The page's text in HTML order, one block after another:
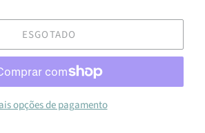
ESGOTADO
opções de pagamento